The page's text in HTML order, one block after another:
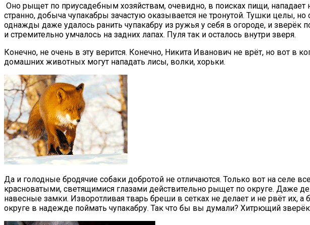
Оно рыщет по приусадебным хозяйствам, очевидно, в поисках пищи, нападает
странно, добыча чупакабры зачастую оказывается не тронутой. Тушки целы,
однажды даже удалось ранить чупакабру из ружья у себя в огороде, и
и стремительно умчалось на задних лапах. Пуля так и осталось внутри зверя.
Конечно, не очень в эту верится. Конечно, Никита Иванович не врёт, но вот в
домашних животных могут нападать лисы, волки, хорьки.
Да и голодные бродячие собаки добротой не отличаются. Только вот на селе
красноватыми, светящимися глазами действительно рыщет по округе. Даже
навесные замки. Изворотливая тварь бреши в сетках не делает и не рвёт
округе в надежде поймать чупакабру. Так что бы вы думали? Хитрющий зверёк